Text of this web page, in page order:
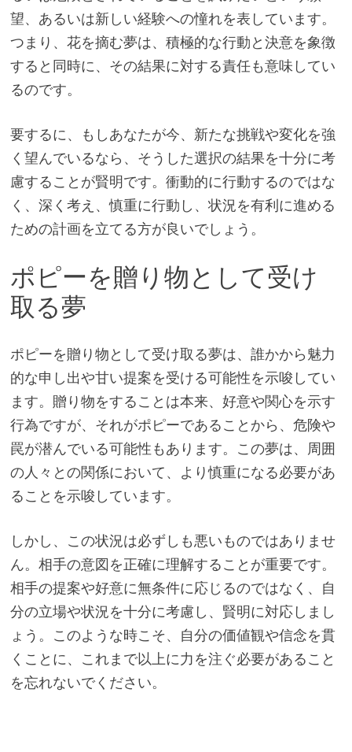
望、あるいは新しい経験への憧れを表しています。
つまり、花を摘む夢は、積極的な行動と決意を象徴
すると同時に、その結​​果に対する責任も意味してい
るのです。
要するに、もしあなたが今、新たな挑戦や変化を強
く望んでいるなら、そうした選択の結果を十分に考
慮することが賢明です。衝動的に行動するのではな
く、深く考え、慎重に行動し、状況を有利に進める
ための計画を立てる方が良いでしょう。
ポピーを贈り物として受け
取る夢
ポピーを贈り物として受け取る夢は、誰かから魅力
的な申し出や甘い提案を受ける可能性を示唆してい
ます。贈り物をすることは本来、好意や関心を示す
行為ですが、それがポピーであることから、危険や
罠が潜んでいる可能性もあります。この夢は、周囲
の人々との関係において、より慎重になる必要があ
ることを示唆しています。
しかし、この状況は必ずしも悪いものではありませ
ん。相手の意図を正確に理解することが重要です。
相手の提案や好意に無条件に応じるのではなく、自
分の立場や状況を十分に考慮し、賢明に対応しまし
ょう。このような時こそ、自分の価値観や信念を貫
くことに、これまで以上に力を注ぐ必要があること
を忘れないでください。